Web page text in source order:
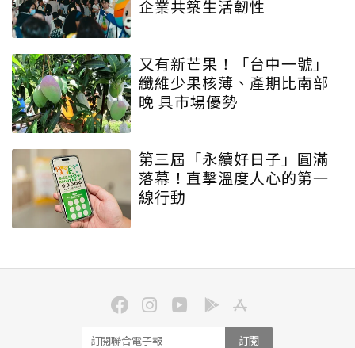
企業共築生活韌性
又有新芒果！「台中一號」
纖維少果核薄、產期比南部
晚 具市場優勢
第三屆「永續好日子」圓滿
落幕！直擊溫度人心的第一
線行動
訂閱